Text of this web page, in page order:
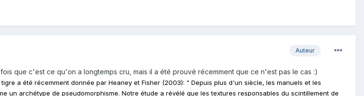
Auteur
que c'est ce qu'on a longtemps cru, mais il a été prouvé récemment que ce n'est pas le cas :)
a été récemment donnée par Heaney et Fisher (2003): " Depuis plus d'un siècle, les manuels et les
un archétype de pseudomorphisme. Notre étude a révélé que les textures responsables du scintillement de